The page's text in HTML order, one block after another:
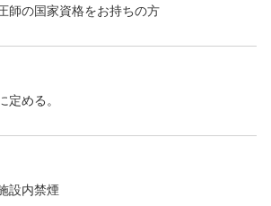
師の国家資格をお持ちの方
める。
設内禁煙